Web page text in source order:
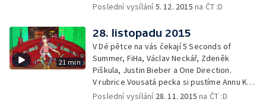
představení Mary Poppins a Disney on Ice.
Poslední vysílání5. 12. 2015 na ČT :D
21 min
28. listopadu 2015
V Dé pětce na vás čekají 5 Seconds of
Summer, FiHa, Václav Neckář, Zdeněk
Piškula, Justin Bieber a One Direction.
V rubrice Vousatá pecka si pustíme Annu K a
představíme si nová alba Ellie Goulding
Poslední vysílání 28. 11. 2015 na ČT :D